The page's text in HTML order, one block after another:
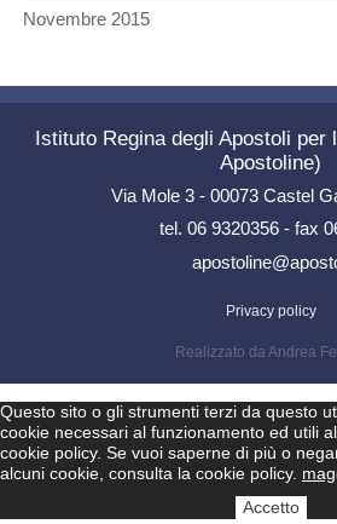
Novembre 2015
Istituto Regina degli Apostoli per
Apostoline)
Via Mole 3 - 00073 Castel
tel. 06 9320356 - fax
Privacy policy
Realizzato da Andrea
Questo sito o gli strumenti terzi da questo
cookie necessari al funzionamento ed utili
cookie policy. Se vuoi saperne di più o
alcuni cookie, consulta la cookie policy.
Accetto